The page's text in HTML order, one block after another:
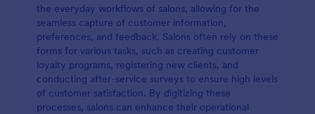
formulario se puede modificar fácilmente para
cambiar el contenido a fin de proporcionar
contenido más detallado para un determinado
procedimiento. Utilice este formulario para sus
pacientes que se someterán a una operación.
Ayúdelos a estar informados y a tomar decisiones
sensatas."
the everyday workflows of salons, allowing for the
seamless capture of customer information,
preferences, and feedback. Salons often rely on these
forms for various tasks, such as creating customer
loyalty programs, registering new clients, and
conducting after-service surveys to ensure high levels
of customer satisfaction. By digitizing these
processes, salons can enhance their operational